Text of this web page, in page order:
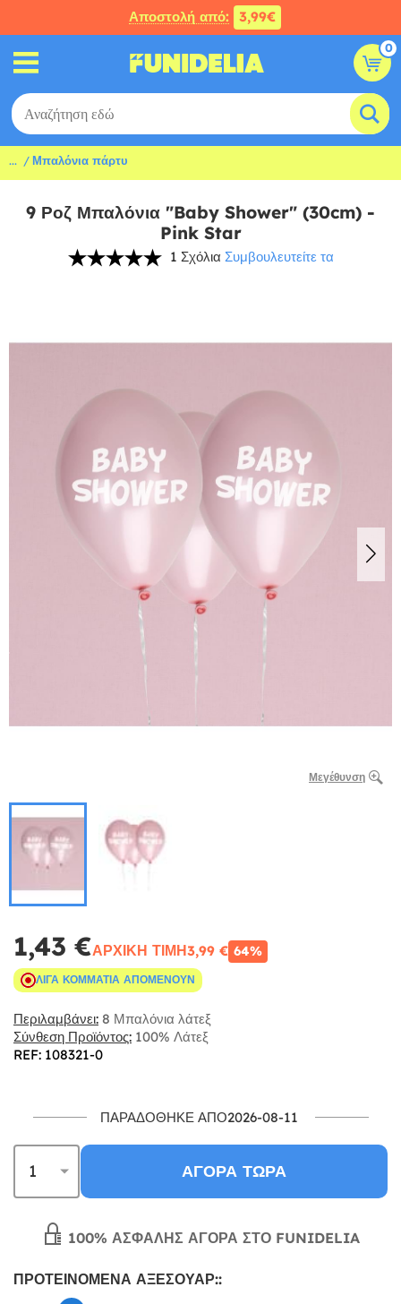
Αποστολή από: 3,99€
0
... Μπαλόνια πάρτυ
9 Ροζ Μπαλόνια "Baby Shower" (30cm) -
Pink Star
1 Σχόλια Συμβουλευτείτε τα
Μεγέθυνση
1,43 €ΑΡΧΙΚΉ ΤΙΜΉ3,99 € 64%
ΛΊΓΑ ΚΟΜΜΆΤΙΑ ΑΠΟΜΈΝΟΥΝ
Περιλαμβάνει: 8 Μπαλόνια λάτεξ
Σύνθεση Προϊόντος: 100% Λάτεξ
REF: 108321-0
ΠΑΡΑΔΌΘΗΚΕ ΑΠΌ2026-08-11
ΑΓΟΡΆ ΤΏΡΑ
100% ΑΣΦΑΛΉΣ ΑΓΟΡΆ ΣΤΟ FUNIDELIA
ΠΡΟΤΕΙΝΌΜΕΝΑ ΑΞΕΣΟΥΆΡ::